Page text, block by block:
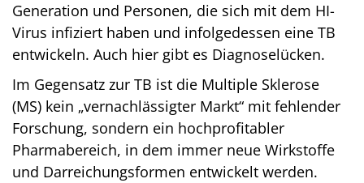
Generation und Personen, die sich mit dem HI-
Virus infiziert haben und infolgedessen eine TB
entwickeln. Auch hier gibt es Diagnoselücken.
Im Gegensatz zur TB ist die Multiple Sklerose
(MS) kein „vernachlässigter Markt“ mit fehlender
Forschung, sondern ein hochprofitabler
Pharmabereich, in dem immer neue Wirkstoffe
und Darreichungsformen entwickelt werden.